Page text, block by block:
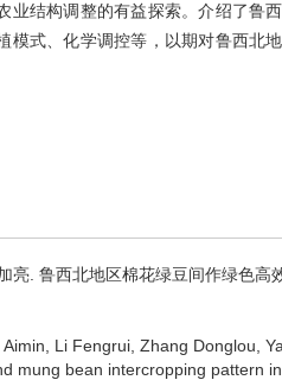
结构调整的有益探索。介绍了鲁
式、化学调控等，以期对鲁西北
亮. 鲁西北地区棉花绿豆间作绿色高
Li Fengrui, Zhang Donglou,
mung bean intercropping pattern